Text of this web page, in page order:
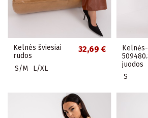
Kelnės šviesiai
rudos
32,69 €
S/M L/XL
juodos
S